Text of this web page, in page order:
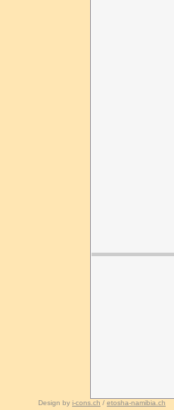
Design by i-cons.ch / etosha-namibia.ch